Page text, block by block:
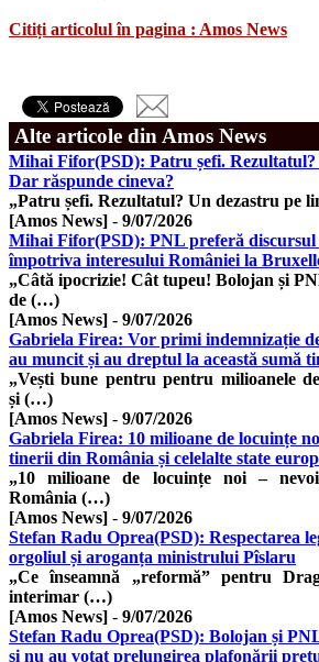
Citiți articolul în pagina : Amos News
Alte articole din Amos News
Mihai Fifor(PSD): Patru șefi. Rezultatul?
Dar răspunde cineva?
„Patru șefi. Rezultatul? Un dezastru pe
[Amos News] - 9/07/2026
Mihai Fifor(PSD): PNL preferă
împotriva interesului României la
„Câtă ipocrizie! Cât tupeu! Bolojan și
de (…)
[Amos News] - 9/07/2026
Gabriela Firea: Vor primi indemnizație
au muncit și au dreptul la această sumă
„Vești bune pentru pentru milioanele
și (…)
[Amos News] - 9/07/2026
Gabriela Firea: 10 milioane de locuințe
tinerii din România și celelalte state
„10 milioane de locuințe noi –
România (…)
[Amos News] - 9/07/2026
Stefan Radu Oprea(PSD): Respectarea
orgoliul și aroganța ministrului Pîslaru
„Ce înseamnă „reformă” pentru
interimar (…)
[Amos News] - 9/07/2026
Stefan Radu Oprea(PSD): Bolojan și
și nu au votat prelungirea plafonării